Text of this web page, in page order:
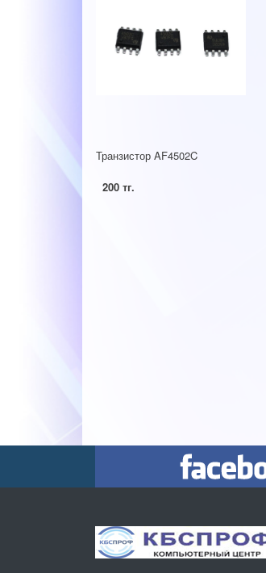
Транзистор AF4502C
200 тг.